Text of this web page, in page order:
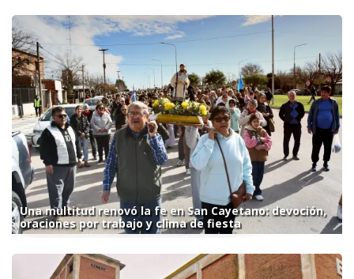
Una multitud renovó la fe en San Cayetano: devoción,
oraciones por trabajo y clima de fiesta